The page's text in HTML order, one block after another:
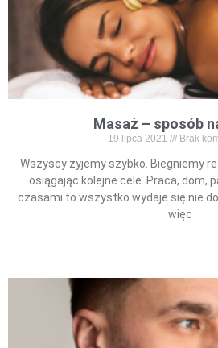
Masaż – sposób
19 lipca 2021 Brak
Wszyscy żyjemy szybko. Biegniemy
osiągając kolejne cele. Praca, dom,
czasami to wszystko wydaje się nie
więc